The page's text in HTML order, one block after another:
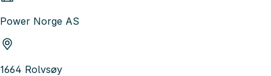
Power Norge AS
1664 Rolvsøy